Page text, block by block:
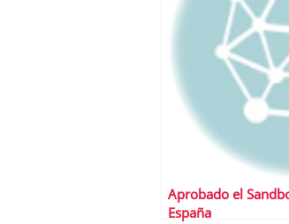
Aprobado el
España